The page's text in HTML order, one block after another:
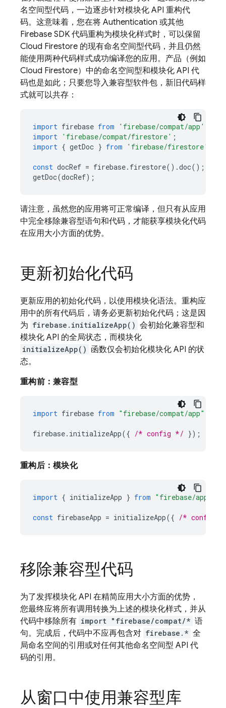
名空间型代码，一边逐步针对模块化 API 重构代
码。这意味着，您在将 Authentication 或其他
Firebase SDK 代码重构为模块化样式时，可以保留
Cloud Firestore 的现有命名空间型代码，并且仍然
能使用两种代码样式成功编译您的应用。产品（例如
Cloud Firestore）中的命名空间型和模块化 API 代
码也是如此； 只要您导入兼容型软件包，新旧代码样
式就可以共存：
import firebase from 'firebase/compat/app'
import 'firebase/compat/firestore' ;
import { getDoc } from 'firebase/firestore'
const docRef = firebase. firestore().doc();
getDoc(docRef);
请注意，虽然您的应用将可正常编译，但只有从应用
中完全移除兼容型语句和代码，才能获享模块化代码
在应用大小方面的优势。
更新初始化代码
更新应用的初始化代码，以使用模块化语法。重构应
用中的所有代码后，请务必更新初始化代码； 这是因
为 firebase.initializeApp() 会初始化兼容型和
模块化 API 的全局状态，而模块化
initializeApp() 函数仅会初始化模块化 API 的状
态。
重构前：兼容型
import firebase from "firebase/compat/app"
firebase. initializeApp({ /* config */ });
重构后：模块化
import { initializeApp } from "firebase/app"
const firebaseApp = initializeApp({ /* config
移除兼容型代码
为了发挥模块化 API 在精简应用大小方面的优势，
您最终应将所有调用转换为上述的模块化样式，并从
代码中移除所有 import "firebase/compat/* 语
句。完成后，代码中不应再包含对 firebase.* 全
局命名空间的引用或对任何其他命名空间型 API 代
码的引用。
从窗口中使用兼容型库